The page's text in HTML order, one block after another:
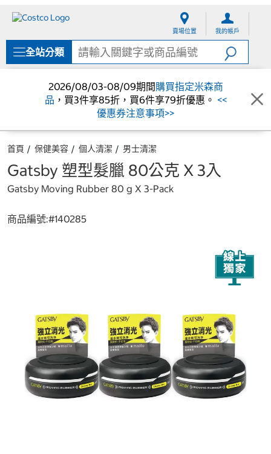
單
賣場位置 我的帳戶
全站分類
2026/08/03-08/09期間購買指定米森商
品 ，買3件享85折，買6件享79折優惠。 <<
優惠券注意事項>>
首頁 保健美容 個人清潔 男士清潔
Gatsby 塑型髮臘 80公克 X 3入
Gatsby Moving Rubber 80 g X 3-Pack
商品編號:#140285